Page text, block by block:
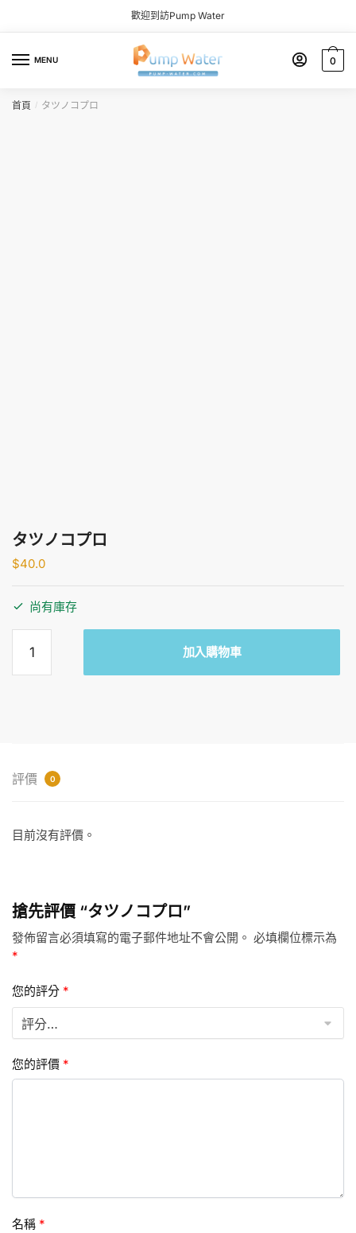
歡迎到訪Pump Water
MENU 0
首頁 / タツノコプロ
タツノコプロ
$40.0
尚有庫存
コプロ
數量
加入購物車
評價 0
目前沒有評價。
搶先評價 “タツノコプロ”
發佈留言必須填寫的電子郵件地址不會公開。 必填欄位標示為
*
您的評分 *
您的評價 *
名稱 *